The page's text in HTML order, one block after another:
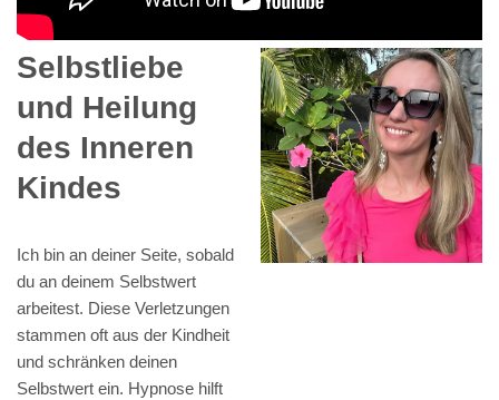
Selbstliebe
und Heilung
des Inneren
Kindes
Ich bin an deiner Seite, sobald
du an deinem Selbstwert
arbeitest. Diese Verletzungen
stammen oft aus der Kindheit
und schränken deinen
Selbstwert ein. Hypnose hilft